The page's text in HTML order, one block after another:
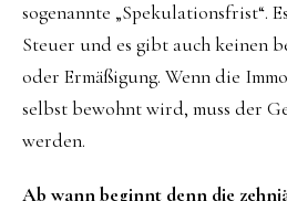
sogenannte „Spekulationsfrist“.
Steuer und es gibt auch keinen
oder Ermäßigung. Wenn die
selbst bewohnt wird, muss der
werden.
Ab wann beginnt denn die